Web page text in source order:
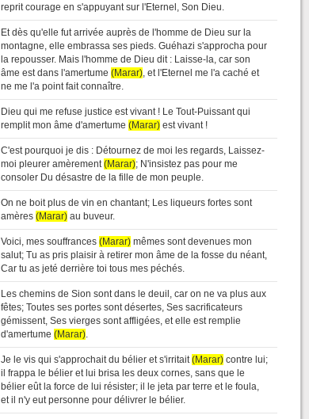
reprit courage en s'appuyant sur l'Eternel, Son Dieu.
Et dès qu'elle fut arrivée auprès de l'homme de Dieu sur la
montagne, elle embrassa ses pieds. Guéhazi s'approcha pour
la repousser. Mais l'homme de Dieu dit : Laisse-la, car son
âme est dans l'amertume (Marar), et l'Eternel me l'a caché et
ne me l'a point fait connaître.
Dieu qui me refuse justice est vivant ! Le Tout-Puissant qui
remplit mon âme d'amertume (Marar) est vivant !
C'est pourquoi je dis : Détournez de moi les regards, Laissez-
moi pleurer amèrement(Marar); N'insistez pas pour me
consoler Du désastre de la fille de mon peuple.
On ne boit plus de vin en chantant; Les liqueurs fortes sont
amères (Marar) au buveur.
Voici, mes souffrances (Marar) mêmes sont devenues mon
salut; Tu as pris plaisir à retirer mon âme de la fosse du néant,
Car tu as jeté derrière toi tous mes péchés.
Les chemins de Sion sont dans le deuil, car on ne va plus aux
fêtes; Toutes ses portes sont désertes, Ses sacrificateurs
gémissent, Ses vierges sont affligées, et elle est remplie
d'amertume (Marar).
Je le vis qui s'approchait du bélier et s'irritait(Marar) contre lui;
il frappa le bélier et lui brisa les deux cornes, sans que le
bélier eût la force de lui résister; il le jeta par terre et le foula,
et il n'y eut personne pour délivrer le bélier.